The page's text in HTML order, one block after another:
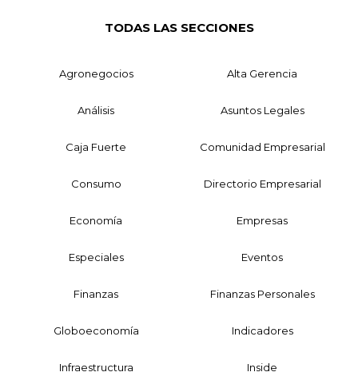
TODAS LAS SECCIONES
Agronegocios Alta Gerencia
Análisis Asuntos Legales
Caja Fuerte Comunidad Empresarial
Consumo Directorio Empresarial
Economía Empresas
Especiales Eventos
Finanzas Finanzas Personales
Globoeconomía Indicadores
Infraestructura Inside